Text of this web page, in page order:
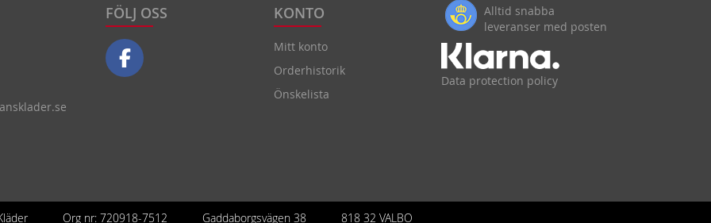
FÖLJ OSS KONTO
Mitt konto
Orderhistorik
Önskelista
Alltid snabba
leveranser med posten
Data protection policy
Org nr: 720918-7512 Gaddaborgsvägen 38 818 32 VALBO